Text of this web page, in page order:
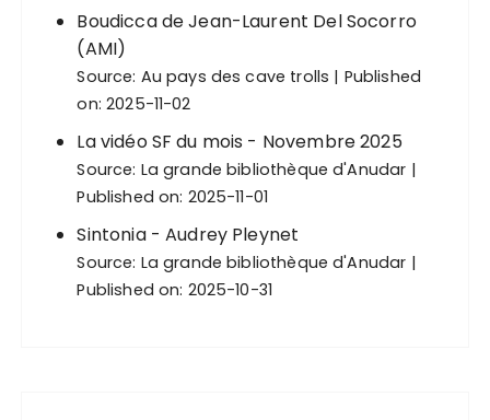
Boudicca de Jean-Laurent Del Socorro
(AMI)
Source: Au pays des cave trolls
Published
on: 2025-11-02
La vidéo SF du mois - Novembre 2025
Source: La grande bibliothèque d'Anudar
Published on: 2025-11-01
Sintonia - Audrey Pleynet
Source: La grande bibliothèque d'Anudar
Published on: 2025-10-31